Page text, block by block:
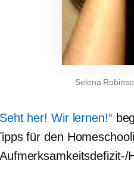
Selena
her! Wir lernen!“
für den